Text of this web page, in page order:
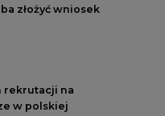
złożyć wniosek
rekrutacji na
w polskiej